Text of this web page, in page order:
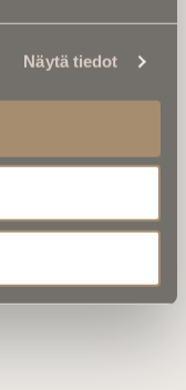
Näytä tiedot